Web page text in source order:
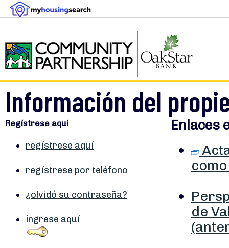
Información del
Regístrese aquí
regístrese aquí
regístrese por teléfono
¿olvidó su contraseña?
ingrese aquí
Enlaces
de